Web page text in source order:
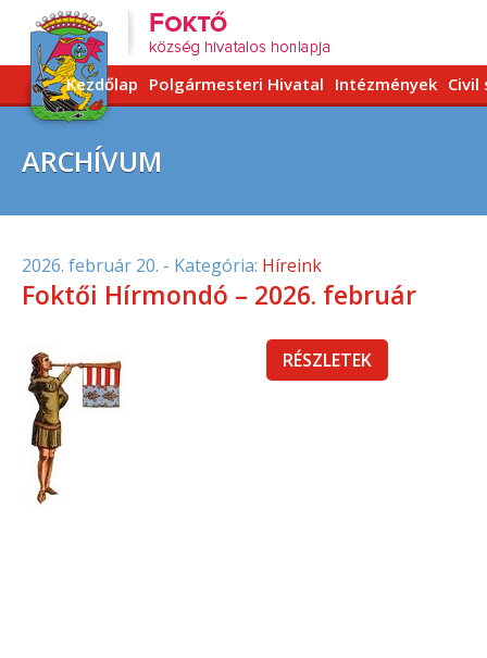
Kezdőlap Polgármesteri Hivatal Intézmények Civil
ARCHÍVUM
2026. február 20. - Kategória: Híreink
Foktői Hírmondó – 2026. február
RÉSZLETEK